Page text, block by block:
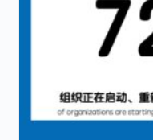
chosen